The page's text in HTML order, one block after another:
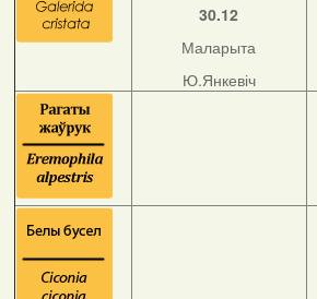
30.12
Маларыта
Ю.Янкевіч